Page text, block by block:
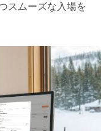
スムーズな入場を